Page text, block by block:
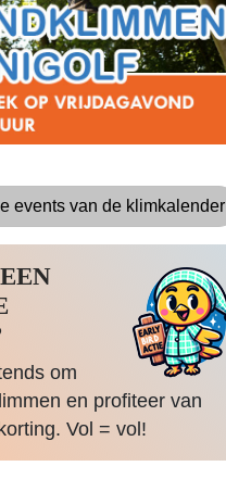
events van de klimkalender
om
en profiteer van
Vol = vol!